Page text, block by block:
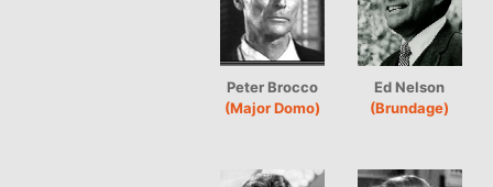
Peter Brocco
(Major Domo)
Ed Nelson
(Brundage)